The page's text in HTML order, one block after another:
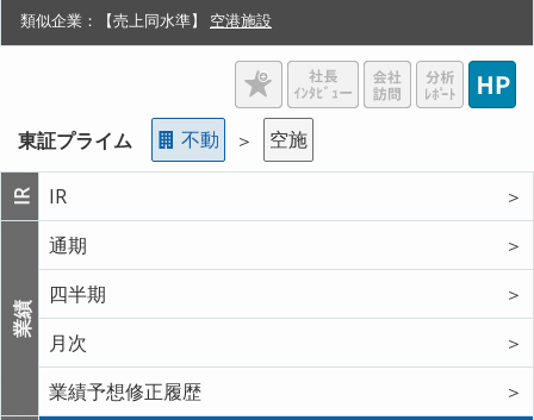
類似企業：
【売上同水準】 空港施設
東証プライム 不動 ＞ 空施
IR IR ＞
業績
通期
＞
四半期
＞
月次
＞
業績予想修正履歴
＞